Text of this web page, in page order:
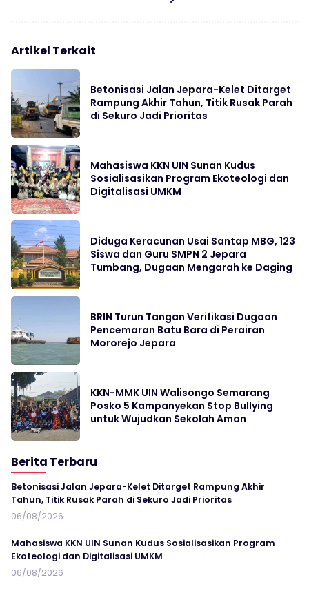
Artikel Terkait
Betonisasi Jalan Jepara-Kelet Ditarget
Rampung Akhir Tahun, Titik Rusak Parah
di Sekuro Jadi Prioritas
Mahasiswa KKN UIN Sunan Kudus
Sosialisasikan Program Ekoteologi dan
Digitalisasi UMKM
Diduga Keracunan Usai Santap MBG, 123
Siswa dan Guru SMPN 2 Jepara
Tumbang, Dugaan Mengarah ke Daging
BRIN Turun Tangan Verifikasi Dugaan
Pencemaran Batu Bara di Perairan
Mororejo Jepara
KKN-MMK UIN Walisongo Semarang
Posko 5 Kampanyekan Stop Bullying
untuk Wujudkan Sekolah Aman
Berita Terbaru
Betonisasi Jalan Jepara-Kelet Ditarget Rampung Akhir
Tahun, Titik Rusak Parah di Sekuro Jadi Prioritas
06/08/2026
Mahasiswa KKN UIN Sunan Kudus Sosialisasikan Program
Ekoteologi dan Digitalisasi UMKM
06/08/2026